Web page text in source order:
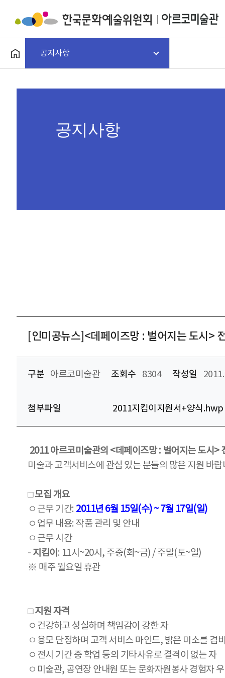
공지사항
공지사항
[인미공뉴스]<데페이즈망 : 벌어지는 도시>
구분 아르코미술관 조회수 8304 작성일
첨부파일 2011지킴이지원서+양식.hwp
2011 아르코미술관의 <데페이즈망 : 벌어지는 도시>
미술과 고객서비스에 관심 있는 분들의 많은 지원 바랍
□ 모집 개요
ㅇ근무 기간: 2011년 6월 15일(수) ~ 7월 17일(일)
ㅇ업무 내용: 작품 관리 및 안내
ㅇ근무 시간
- 지킴이 : 11시~20시, 주중(화~금) / 주말(토~일)
※ 매주 월요일 휴관
□ 지원 자격
ㅇ건강하고 성실하며 책임감이 강한 자
ㅇ용모 단정하며 고객 서비스 마인드, 밝은 미소를 겸
ㅇ전시 기간 중 학업 등의 기타사유로 결격이 없는 자
ㅇ미술관, 공연장 안내원 또는 문화자원봉사 경험자